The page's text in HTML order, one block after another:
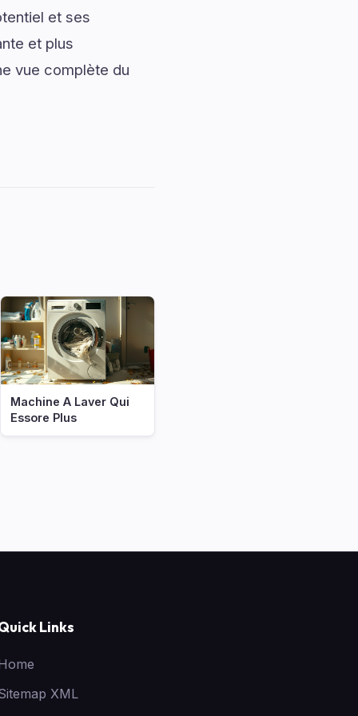
et ses
et plus
vue complète du
Machine A Laver Qui
Essore Plus
Links
XML